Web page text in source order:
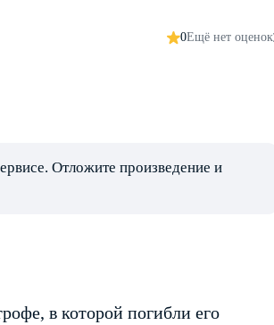
0Ещё нет оценок
Отложите произведение и
в которой погибли его